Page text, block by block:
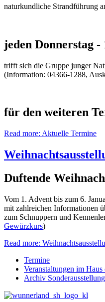
naturkundliche Strandführung
jeden Donnerstag -
trifft sich die Gruppe junger
(Information: 04366-1288,
für den weiteren
Read more: Aktuelle Termine
Duftende
Vom 1. Advent bis zum 6.
mit zahlreichen Informationen
zum Schnuppern und
Gewürzkurs)
Read more:
Termine
Veranstaltungen im Haus
Archiv Sonderausstellung